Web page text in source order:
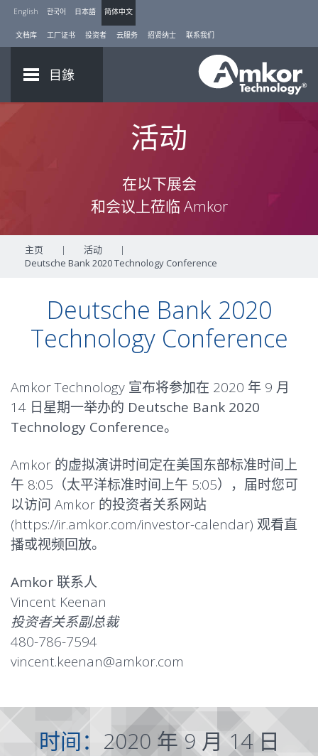
English 한국어 日本語 简体中文
文档库 工厂证书 投资者 云服务 招贤纳士 联系我们
目錄
活动
在以下展会
和会议上莅临 Amkor
主页 | 活动
|
Deutsche Bank 2020 Technology Conference
Deutsche Bank 2020
Technology Conference
Amkor Technology 宣布将参加在 2020 年 9 月
14 日星期一举办的 Deutsche Bank 2020
Technology Conference。
Amkor 的虚拟演讲时间定在美国东部标准时间上
午 8:05（太平洋标准时间上午 5:05），届时您可
以访问 Amkor 的投资者关系网站
(https://ir.amkor.com/investor-calendar) 观看直
播或视频回放。
Amkor 联系人
Vincent Keenan
投资者关系副总裁
480-786-7594
vincent.keenan@amkor.com
时间： 2020 年 9 月 14 日